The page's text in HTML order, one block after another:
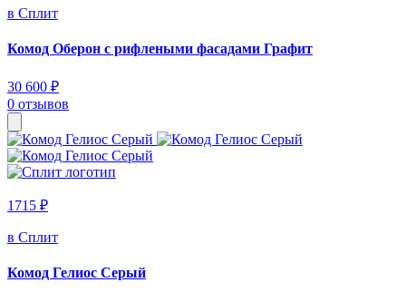
в Сплит
Комод Оберон с рифлеными фасадами Графит
30 600 ₽
0 отзывов
1715 ₽
в Сплит
Комод Гелиос Серый